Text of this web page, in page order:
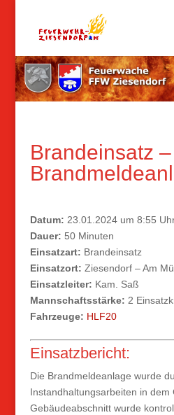
Brandeinsatz –
Datum: 23.01.2024 um 8:55
Dauer: 50 Minuten
Einsatzart: Brandeinsatz
Einsatzort: Ziesendorf – Am
Einsatzleiter: Kam. Saß
Mannschaftsstärke: 2
Fahrzeuge: HLF20
Einsatzbericht:
Die Brandmeldeanlage wurde
Instandhaltungsarbeiten in
Gebäudeabschnitt wurde